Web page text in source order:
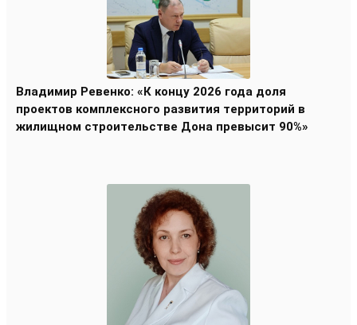
Владимир Ревенко: «К концу 2026 года доля
проектов комплексного развития территорий в
жилищном строительстве Дона превысит 90%»